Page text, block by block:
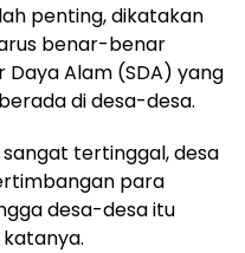
penting, dikatakan
benar-benar
Alam (SDA) yang
di desa-desa.
sangat tertinggal, desa
para
desa-desa itu
katanya.